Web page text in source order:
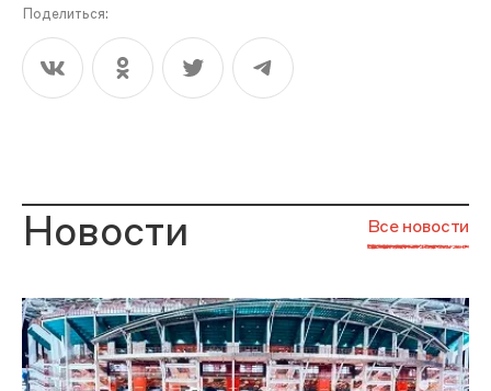
Поделиться:
Новости Все новости